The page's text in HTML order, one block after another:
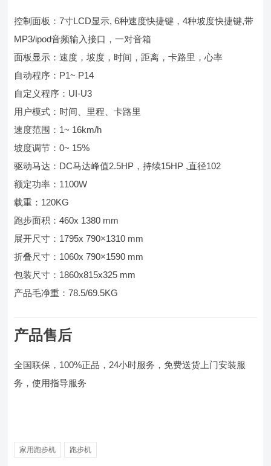
控制面板：7寸LCD显示, 6种速度快捷键，4种坡度快捷键,带
MP3/ipod音频输入接口，一对音箱
面板显示：速度，坡度，时间，距离，卡路里，心率
自动程序：P1~ P14
自定义程序：UI-U3
用户模式：时间、里程、卡路里
速度范围：1~ 16km/h
坡度调节：0~ 15%
驱动马达：DC马达峰值2.5HP，持续15HP ,直径102
额定功率：1100W
载重：120KG
跑步面积：460x 1380 mm
展开尺寸：1795x 790×1310 mm
折叠尺寸：1060x 790×1590 mm
包装尺寸：1860x815x325 mm
产品毛净重：78.5/69.5KG
产品售后
全国联保，100%正品，24小时服务，免费送货上门安装服
务，使用指导服务
家用跑步机 跑步机